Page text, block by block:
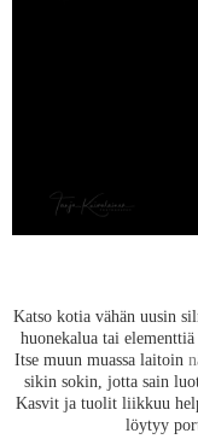
Katso kotia vähän uusin
huonekalua tai
Itse muun muassa laitoin
sikin sokin, jotta sain
Kasvit ja tuolit liikkuu
löytyy